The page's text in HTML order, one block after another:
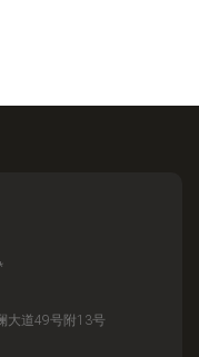
大道49号附13号